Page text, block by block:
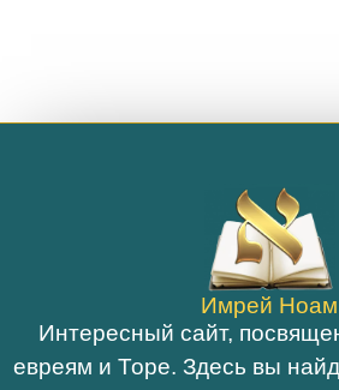
Имрей Ноам
Интересный сайт,
евреям и Торе. Здесь вы